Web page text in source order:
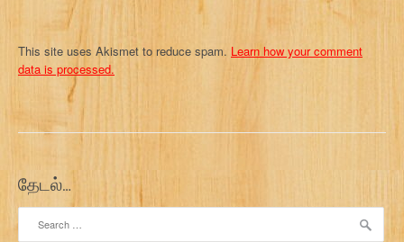
This site uses Akismet to reduce spam. Learn how your comment
data is processed.
தேடல்…
for: